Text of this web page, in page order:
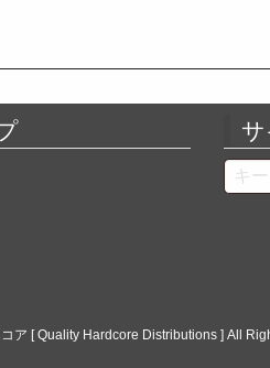
ア [ Quality Hardcore Distributions ]All